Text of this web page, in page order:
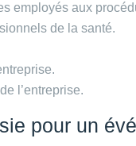
employés aux
de la santé.
l’entreprise.
pour un